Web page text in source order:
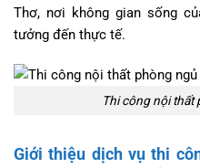
Thơ, nơi không gian sống
tưởng đến thực tế.
Thi công nội thất
Giới thiệu dịch vụ thi